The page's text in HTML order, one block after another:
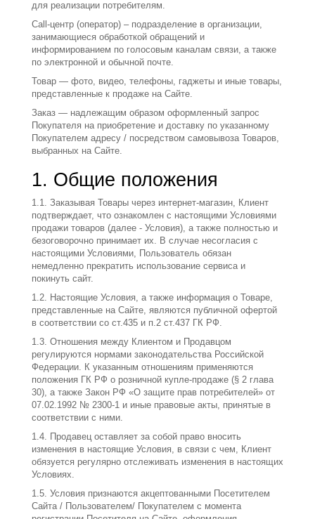
для реализации потребителям.
Call-центр (оператор) – подразделение в организации,
занимающиеся обработкой обращений и
информированием по голосовым каналам связи, а также
по электронной и обычной почте.
Товар — фото, видео, телефоны, гаджеты и иные товары,
представленные к продаже на Сайте.
Заказ — надлежащим образом оформленный запрос
Покупателя на приобретение и доставку по указанному
Покупателем адресу / посредством самовывоза Товаров,
выбранных на Сайте.
1. Общие положения
1.1. Заказывая Товары через интернет-магазин, Клиент
подтверждает, что ознакомлен с настоящими Условиями
продажи товаров (далее - Условия), а также полностью и
безоговорочно принимает их. В случае несогласия с
настоящими Условиями, Пользователь обязан
немедленно прекратить использование сервиса и
покинуть сайт.
1.2. Настоящие Условия, а также информация о Товаре,
представленные на Сайте, являются публичной офертой
в соответствии со ст.435 и п.2 ст.437 ГК РФ.
1.3. Отношения между Клиентом и Продавцом
регулируются нормами законодательства Российской
Федерации. К указанным отношениям применяются
положения ГК РФ о розничной купле-продаже (§ 2 глава
30), а также Закон РФ «О защите прав потребителей» от
07.02.1992 № 2300-1 и иные правовые акты, принятые в
соответствии с ними.
1.4. Продавец оставляет за собой право вносить
изменения в настоящие Условия, в связи с чем, Клиент
обязуется регулярно отслеживать изменения в настоящих
Условиях.
1.5. Условия признаются акцептованными Посетителем
Сайта / Пользователем/ Покупателем с момента